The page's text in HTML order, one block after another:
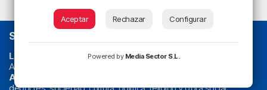
SOBRE NOSOTROS
La radio sin cadenas. Desde 1960 haciendo radio en Bilbao.
Actualidad y
Athletic
deportes, sociedad, cultura, política, religión y obra social.
Aceptar Rechazar Configurar
Powered by Media Sector S.L.